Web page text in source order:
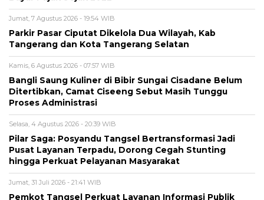
Jumat, 7 Agustus 2026 - 19:54 WIB
Parkir Pasar Ciputat Dikelola Dua Wilayah, Kab
Tangerang dan Kota Tangerang Selatan
Kamis, 6 Agustus 2026 - 07:57 WIB
Bangli Saung Kuliner di Bibir Sungai Cisadane Belum
Ditertibkan, Camat Ciseeng Sebut Masih Tunggu
Proses Administrasi
Selasa, 4 Agustus 2026 - 20:39 WIB
Pilar Saga: Posyandu Tangsel Bertransformasi Jadi
Pusat Layanan Terpadu, Dorong Cegah Stunting
hingga Perkuat Pelayanan Masyarakat
Jumat, 31 Juli 2026 - 21:41 WIB
Pemkot Tangsel Perkuat Layanan Informasi Publik